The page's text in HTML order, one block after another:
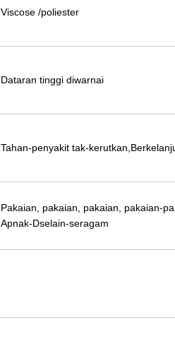
Viscose /poliester
Dataran tinggi diwarnai
Tahan-penyakit tak-
Pakaian, pakaian, pakaian, pakaian-
Apnak-Dselain-seragam